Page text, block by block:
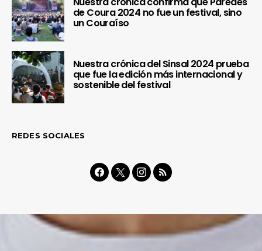
de Coura 2024 no fue un festival, sino
un Couraíso
Nuestra crónica del Sinsal 2024 prueba
que fue la edición más internacional y
sostenible del festival
REDES SOCIALES